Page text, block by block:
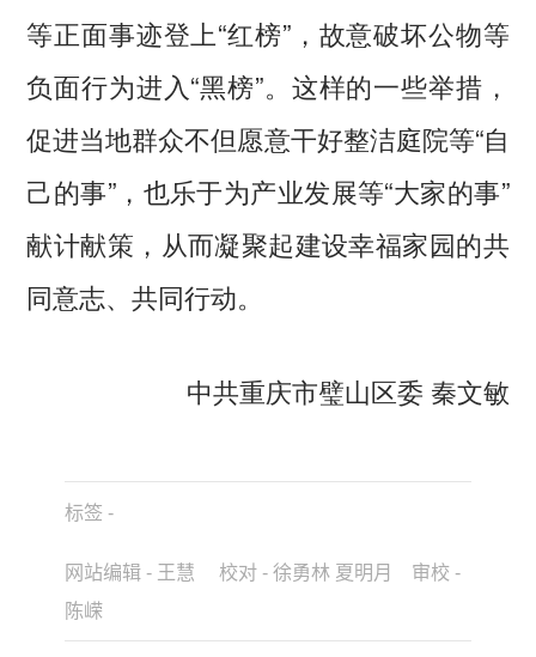
等正面事迹登上“红榜”，故意破坏公物等
负面行为进入“黑榜”。这样的一些举措，
促进当地群众不但愿意干好整洁庭院等“自
己的事”，也乐于为产业发展等“大家的事”
献计献策，从而凝聚起建设幸福家园的共
同意志、共同行动。
中共重庆市璧山区委 秦文敏
标签 -
网站编辑 - 王慧 校对 - 徐勇林 夏明月 审校 -
陈嵘